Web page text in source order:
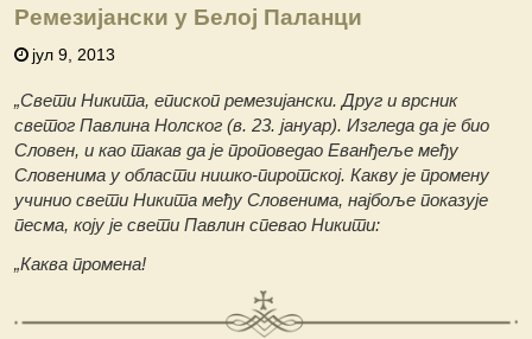
Ремезијански у Белој Паланци
јул 9, 2013
„Свети Никита, епископ ремезијански. Друг и врсник
светог Павлина Нолског (в. 23. јануар). Изгледа да је био
Словен, и као такав да је проповедао Еванђеље међу
Словенима у области нишко-пиротској. Какву је промену
учинио свети Никита међу Словенима, најбоље показује
песма, коју је свети Павлин спевао Никити:
„Каква промена!